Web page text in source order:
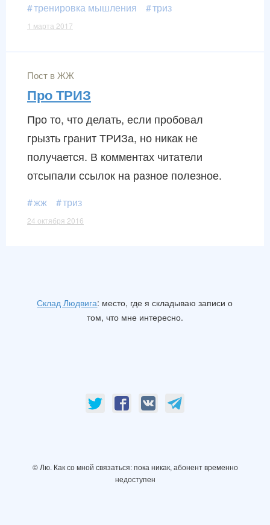
тренировка мышления
триз
1 марта 2017
Пост в ЖЖ
Про ТРИЗ
Про то, что делать, если пробовал
грызть гранит ТРИЗа, но никак не
получается. В комментах читатели
отсыпали ссылок на разное полезное.
жж триз
24 октября 2016
Склад Людвига: место, где я складываю записи о
том, что мне интересно.
© Лю. Как со мной связаться: пока никак, абонент временно
недоступен